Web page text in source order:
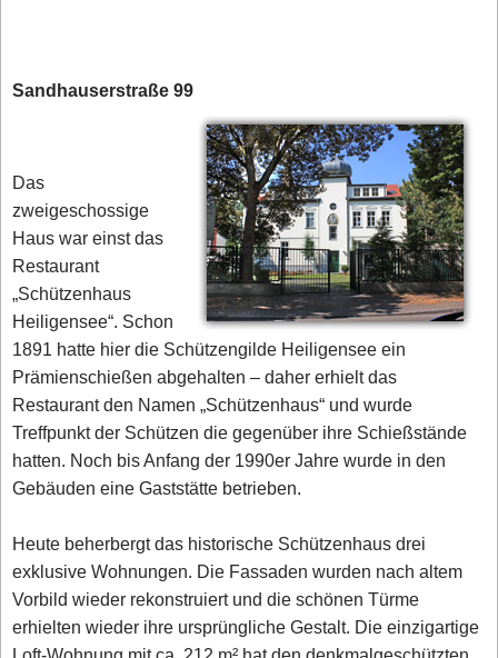
Sandhauserstraße 99
Das
zweigeschossige
Haus war einst das
Restaurant
„Schützenhaus
Heiligensee“. Schon
1891 hatte hier die Schützengilde Heiligensee ein
Prämienschießen abgehalten – daher erhielt das
Restaurant den Namen „Schützenhaus“ und wurde
Treffpunkt der Schützen die gegenüber ihre Schießstände
hatten. Noch bis Anfang der 1990er Jahre wurde in den
Gebäuden eine Gaststätte betrieben.
Heute beherbergt das historische Schützenhaus drei
exklusive Wohnungen. Die Fassaden wurden nach altem
Vorbild wieder rekonstruiert und die schönen Türme
erhielten wieder ihre ursprüngliche Gestalt. Die einzigartige